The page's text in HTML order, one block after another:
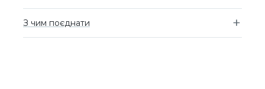
З чим поєднати